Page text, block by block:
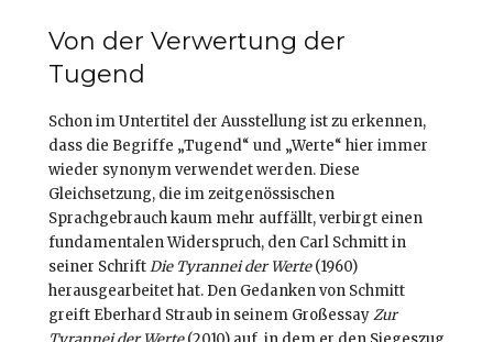
Von der Verwertung der
Tugend
Schon im Untertitel der Ausstellung ist zu erkennen,
dass die Begriffe „Tugend“ und „Werte“ hier immer
wieder synonym verwendet werden. Diese
Gleichsetzung, die im zeitgenössischen
Sprachgebrauch kaum mehr auffällt, verbirgt einen
fundamentalen Widerspruch, den Carl Schmitt in
seiner SchriftDie Tyrannei der Werte(1960)
herausgearbeitet hat. Den Gedanken von Schmitt
greift Eberhard Straub in seinem GroßessayZur